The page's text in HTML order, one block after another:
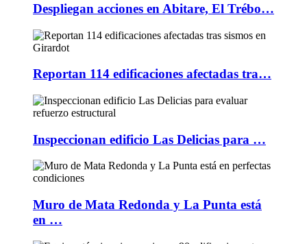
Despliegan acciones en Abitare, El Trébo…
Reportan 114 edificaciones afectadas tra…
Inspeccionan edificio Las Delicias para …
Muro de Mata Redonda y La Punta está
en …